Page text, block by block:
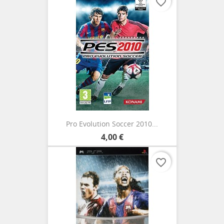
Pro Evolution Soccer 2010...
4,00 €
favorite_border